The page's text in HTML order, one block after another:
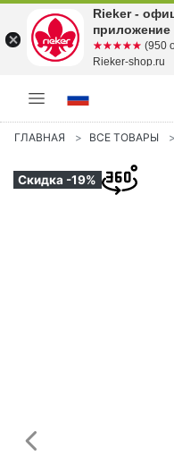
ГЛАВНАЯ ВСЕ ТОВАРЫ
Скидка -19%
Предыдущий
Rieker -
приложение
☆☆☆☆☆
★★★★★ (950
Rieker-shop.ru